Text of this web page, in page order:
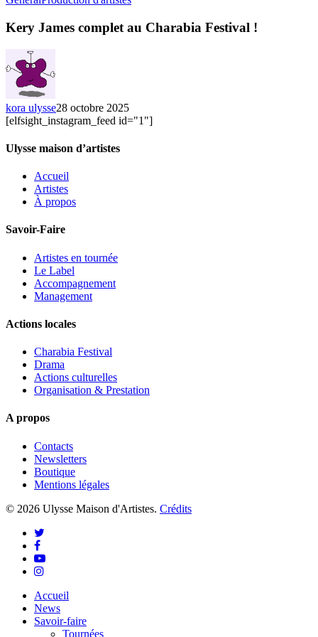
complet
Kery James complet au Charabia Festival !
kora ulysse28 octobre 2025
[elfsight_instagram_feed id="1"]
Ulysse maison d’artistes
Accueil
Artistes
À propos
Savoir-Faire
Artistes en tournée
Le Label
Accompagnement
Management
Actions locales
Charabia Festival
Drama
Actions culturelles
Organisation & Prestation
A propos
Contacts
Newsletters
Boutique
Mentions légales
© 2026 Ulysse Maison d'Artistes. Crédits
twitter
facebook
youtube
instagram
Close
Menu
Accueil
News
Savoir-faire
Tournées